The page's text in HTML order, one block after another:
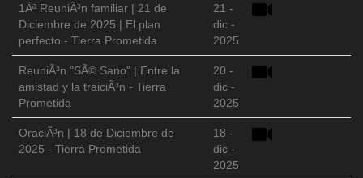
1Âª ReuniÃ³n familiar | 21 de
Diciembre de 2025 | El plan
perfecto - Tierra Prometida
21 -
dic -
2025
ReuniÃ³n "SÃ© Sano" | Entre la
amistad y la traiciÃ³n - Tierra
Prometida
20 -
dic -
2025
OraciÃ³n | 18 de Diciembre de
2025 - Tierra Prometida
18 -
dic -
2025